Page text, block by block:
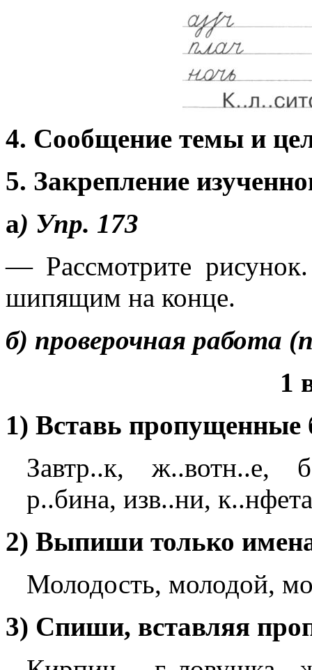
4. Сообщение темы и
5. Закрепление
а) Упр. 173
— Рассмотрите
шипящим на конце.
б) проверочная работа
1
1) Вставь пропущенные
Завтр..к, ж..вотн..е,
р..бина, изв..ни,
2) Выпиши только
Молодость, молодой,
3) Спиши, вставляя